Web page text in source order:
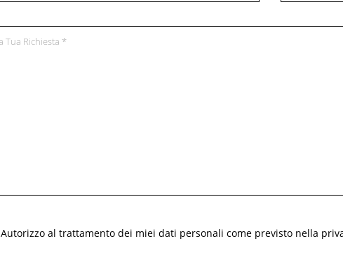
Autorizzo al trattamento dei miei dati personali come previsto nella